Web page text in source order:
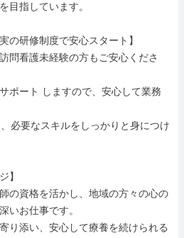
目指しています。
の研修制度で安心スタート】
問看護未経験の方もご安心くださ
ポート しますので、安心して業務
必要なスキルをしっかりと身につけ
】
の資格を活かし、地域の方々の心の
いお仕事です。
り添い、安心して療養を続けられる